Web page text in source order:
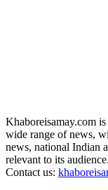
Khaboreisamay.com
wide range of news,
news, national Indian
relevant to its audience.
Contact us: